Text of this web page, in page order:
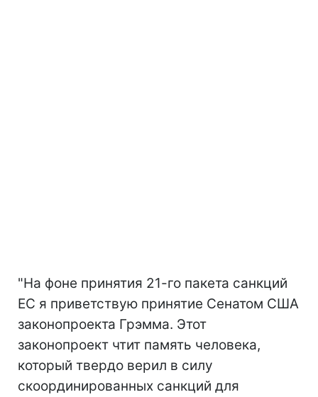
"На фоне принятия 21-го пакета санкций
ЕС я приветствую принятие Сенатом США
законопроекта Грэмма. Этот
законопроект чтит память человека,
который твердо верил в силу
скоординированных санкций для